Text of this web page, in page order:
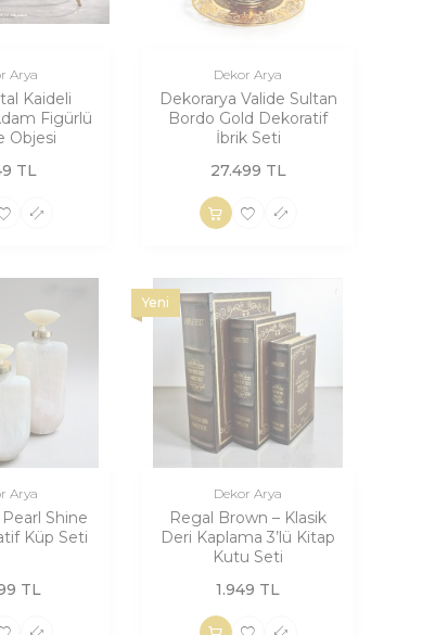
Arya
Kaideli
Figürlü
Objesi
TL
Dekor Arya
Dekorarya Valide Sultan
Bordo Gold Dekoratif
İbrik Seti
27.499 TL
Arya
Shine
Küp Seti
TL
Yeni
Dekor Arya
Regal Brown – Klasik
Deri Kaplama 3’lü Kitap
Kutu Seti
1.949 TL